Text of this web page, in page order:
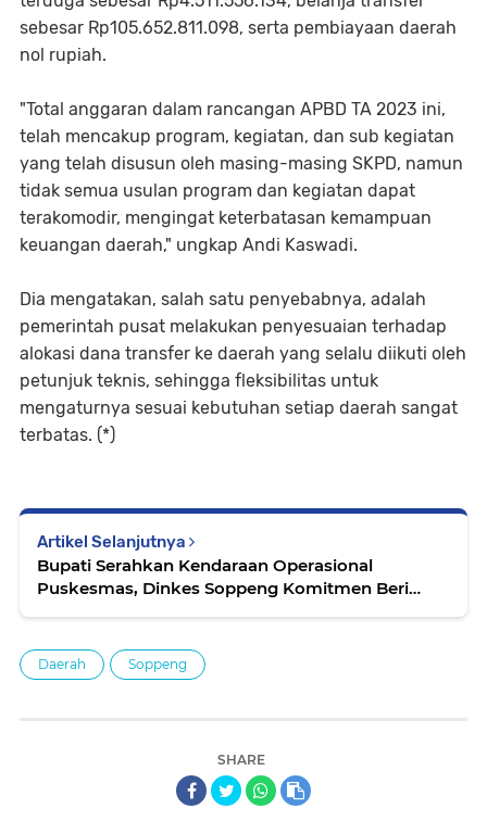
sebesar Rp105.652.811.098, serta pembiayaan daerah
nol rupiah.
"Total anggaran dalam rancangan APBD TA 2023 ini,
telah mencakup program, kegiatan, dan sub kegiatan
yang telah disusun oleh masing-masing SKPD, namun
tidak semua usulan program dan kegiatan dapat
terakomodir, mengingat keterbatasan kemampuan
keuangan daerah," ungkap Andi Kaswadi.
Dia mengatakan, salah satu penyebabnya, adalah
pemerintah pusat melakukan penyesuaian terhadap
alokasi dana transfer ke daerah yang selalu diikuti oleh
petunjuk teknis, sehingga fleksibilitas untuk
mengaturnya sesuai kebutuhan setiap daerah sangat
terbatas. (*)
Artikel Selanjutnya
Bupati Serahkan Kendaraan Operasional
Puskesmas, Dinkes Soppeng Komitmen Beri
Daerah Soppeng
SHARE